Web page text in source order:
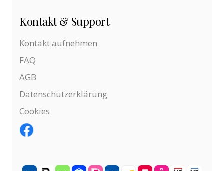
Kontakt & Support
Kontakt aufnehmen
FAQ
AGB
Datenschutzerklärung
Cookies